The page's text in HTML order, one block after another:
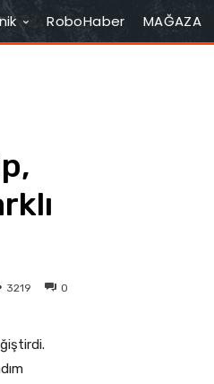
RoboHaber MAĞAZA
0
3219